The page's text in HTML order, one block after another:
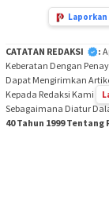
Laporkan
CATATAN REDAKSI :
Keberatan Dengan
Dapat Mengirimkan
Kepada Redaksi Kami
Sebagaimana Diatur
40 Tahun 1999 Tentang